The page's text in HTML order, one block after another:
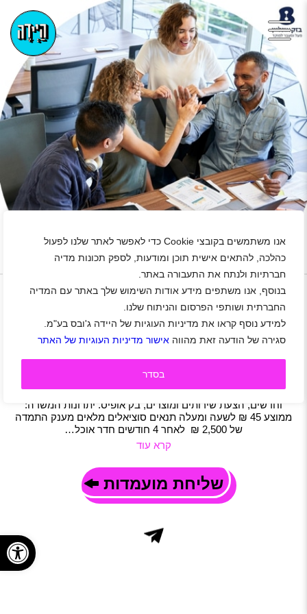
אנו משתמשים בקובצי Cookie כדי לאפשר לאתר שלנו לפעול
כהלכה, להתאים אישית תוכן ומודעות, לספק תכונות מדיה
חברתיות ולנתח את התעבורה באתר.
בנוסף, אנו משתפים מידע אודות השימוש שלך באתר עם המדיה
החברתית ושותפי הפרסום והניתוח שלנו.
למידע נוסף קראו את מדיניות העוגיות של היידה ג'ובס בע"מ.
סגירה של הודעה זאת מהווה אישור מדיניות העוגיות של האתר
בסדר
+
נגן
למוקדי שלמה סיקסט דרושים/ות עובדים/ות
ראשון לציון|חיילים משוחררים|מכירות| מוקד|משרות שוות
הצטרפו למוקדים המובילים של קבוצת שלמה סיקסט! המוקד
מתמחה ביצירת קשר עם לקוחות, מתן מענה ללקוחות קיימים
וחדשים, הצעת שירותים ומוצרים, בק אופיס. יתרונות המשרה:
ממוצע 45 ₪ לשעה ומעלה תנאים סוציאלים מלאים מענק התמדה
של 2,500 ₪ לאחר 4 חודשים חדר אוכל…
קרא עוד
שליחת מועמדות